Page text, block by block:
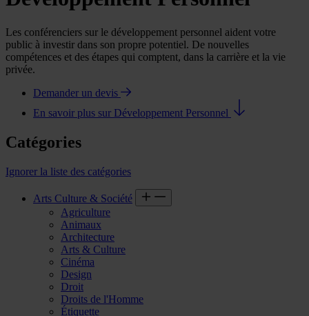
Les conférenciers sur le développement personnel aident votre
public à investir dans son propre potentiel. De nouvelles
compétences et des étapes qui comptent, dans la carrière et la vie
privée.
Demander un devis
En savoir plus sur Développement Personnel
Catégories
Ignorer la liste des catégories
Arts Culture & Société
Agriculture
Animaux
Architecture
Arts & Culture
Cinéma
Design
Droit
Droits de l'Homme
Étiquette